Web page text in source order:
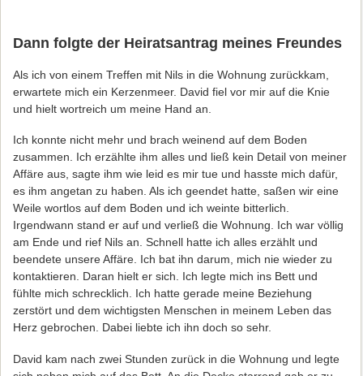
Dann folgte der Heiratsantrag meines Freundes
Als ich von einem Treffen mit Nils in die Wohnung zurückkam,
erwartete mich ein Kerzenmeer. David fiel vor mir auf die Knie
und hielt wortreich um meine Hand an.
Ich konnte nicht mehr und brach weinend auf dem Boden
zusammen. Ich erzählte ihm alles und ließ kein Detail von meiner
Affäre aus, sagte ihm wie leid es mir tue und hasste mich dafür,
es ihm angetan zu haben. Als ich geendet hatte, saßen wir eine
Weile wortlos auf dem Boden und ich weinte bitterlich.
Irgendwann stand er auf und verließ die Wohnung. Ich war völlig
am Ende und rief Nils an. Schnell hatte ich alles erzählt und
beendete unsere Affäre. Ich bat ihn darum, mich nie wieder zu
kontaktieren. Daran hielt er sich. Ich legte mich ins Bett und
fühlte mich schrecklich. Ich hatte gerade meine Beziehung
zerstört und dem wichtigsten Menschen in meinem Leben das
Herz gebrochen. Dabei liebte ich ihn doch so sehr.
David kam nach zwei Stunden zurück in die Wohnung und legte